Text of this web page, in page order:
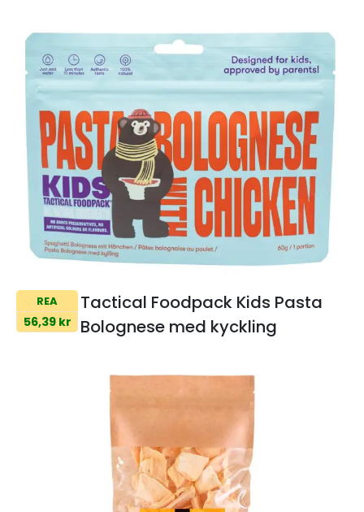
REA
56,39 kr
Tactical Foodpack Kids Pasta
Bolognese med kyckling